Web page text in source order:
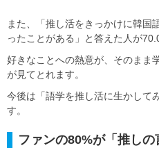
また、「推し活をきっかけに韓国
ったことがある」と答えた人が
好きなことへの熱意が、そのまま
が見てとれます。
今後は「語学を推し活に生かして
す。
ファンの80%が「推しの